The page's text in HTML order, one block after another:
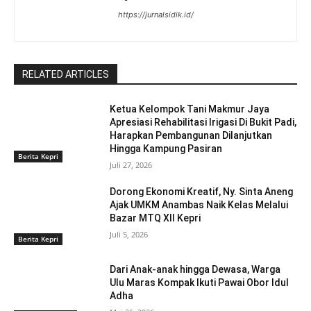
https://jurnalsidik.id/
RELATED ARTICLES
Berita Kepri
Ketua Kelompok Tani Makmur Jaya
Apresiasi Rehabilitasi Irigasi Di Bukit Padi,
Harapkan Pembangunan Dilanjutkan
Hingga Kampung Pasiran ‎
Juli 27, 2026
Berita Kepri
Dorong Ekonomi Kreatif, Ny. Sinta Aneng
‎Ajak UMKM Anambas Naik Kelas Melalui
Bazar MTQ XII Kepri
Juli 5, 2026
Dari Anak-anak hingga Dewasa, Warga
Ulu Maras Kompak Ikuti Pawai Obor Idul
Adha